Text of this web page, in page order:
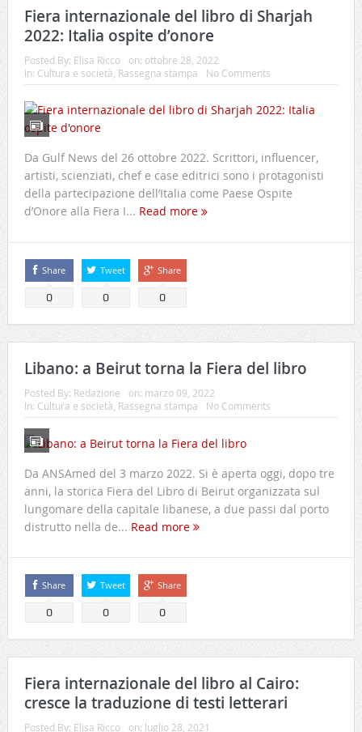
Fiera internazionale del libro di Sharjah
2022: Italia ospite d’onore
Posted By: Elisa Ricco on: ottobre 28, 2022
In: Cultura e società, Rassegna stampa No Comments
Da Gulf News del 26 ottobre 2022. Scrittori, influencer,
artisti, scienziati, chef e case editrici sono i protagonisti
della partecipazione dell’Italia come Paese Ospite
d’Onore alla Fiera I... Read more
Share
0
Tweet
0
Share
0
Libano: a Beirut torna la Fiera del libro
Posted By: Redazione on: marzo 09, 2022
In: Cultura e società Rassegna stampa No Comments
Da ANSAmed del 3 marzo 2022. Si è aperta oggi, dopo tre
anni, la storica Fiera del Libro di Beirut organizzata sul
lungomare della capitale libanese, a due passi dal porto
distrutto nella de... Read more
Share
0
Tweet
0
Share
0
Fiera internazionale del libro al Cairo:
cresce la traduzione di testi letterari
Posted By: Elisa Ricco on: luglio 28, 2021